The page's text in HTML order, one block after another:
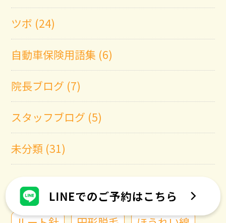
ツボ (24)
自動車保険用語集 (6)
院長ブログ (7)
スタッフブログ (5)
未分類 (31)
タグ